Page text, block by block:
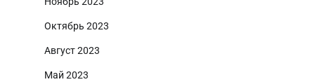
Октябрь 2023
Август 2023
Май 2023